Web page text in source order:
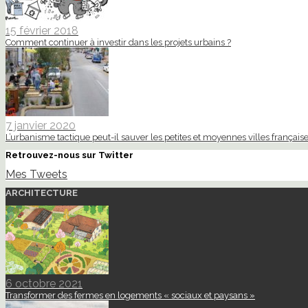
15 février 2018
Comment continuer à investir dans les projets urbains ?
7 janvier 2020
L’urbanisme tactique peut-il sauver les petites et moyennes villes
Retrouvez-nous sur Twitter
Mes Tweets
ARCHITECTURE
6 octobre 2021
Transformer des fermes en logements « sociaux et paysans »